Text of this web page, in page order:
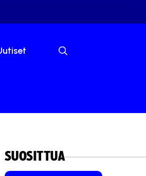
SUOSITTUA